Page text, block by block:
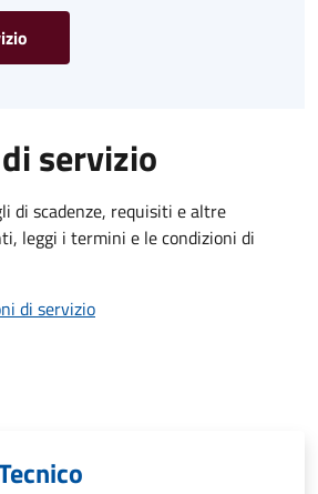
servizio
di scadenze, requisiti e altre
leggi i termini e le condizioni di
di servizio